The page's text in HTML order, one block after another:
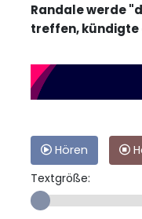
Randale werde
treffen, kündigte
Hören
Textgröße: